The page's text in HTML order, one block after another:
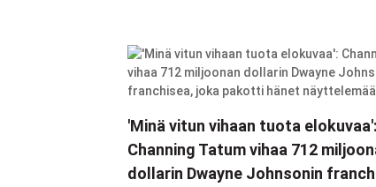
'Minä vitun vihaan tuota elokuvaa':
Channing Tatum vihaa 712
dollarin Dwayne Johnsonin